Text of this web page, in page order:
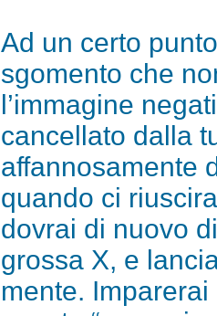
Ad un certo
sgomento che
l’immagine
cancellato dalla
affannosamente
quando ci
dovrai di nuovo
grossa X, e
mente.